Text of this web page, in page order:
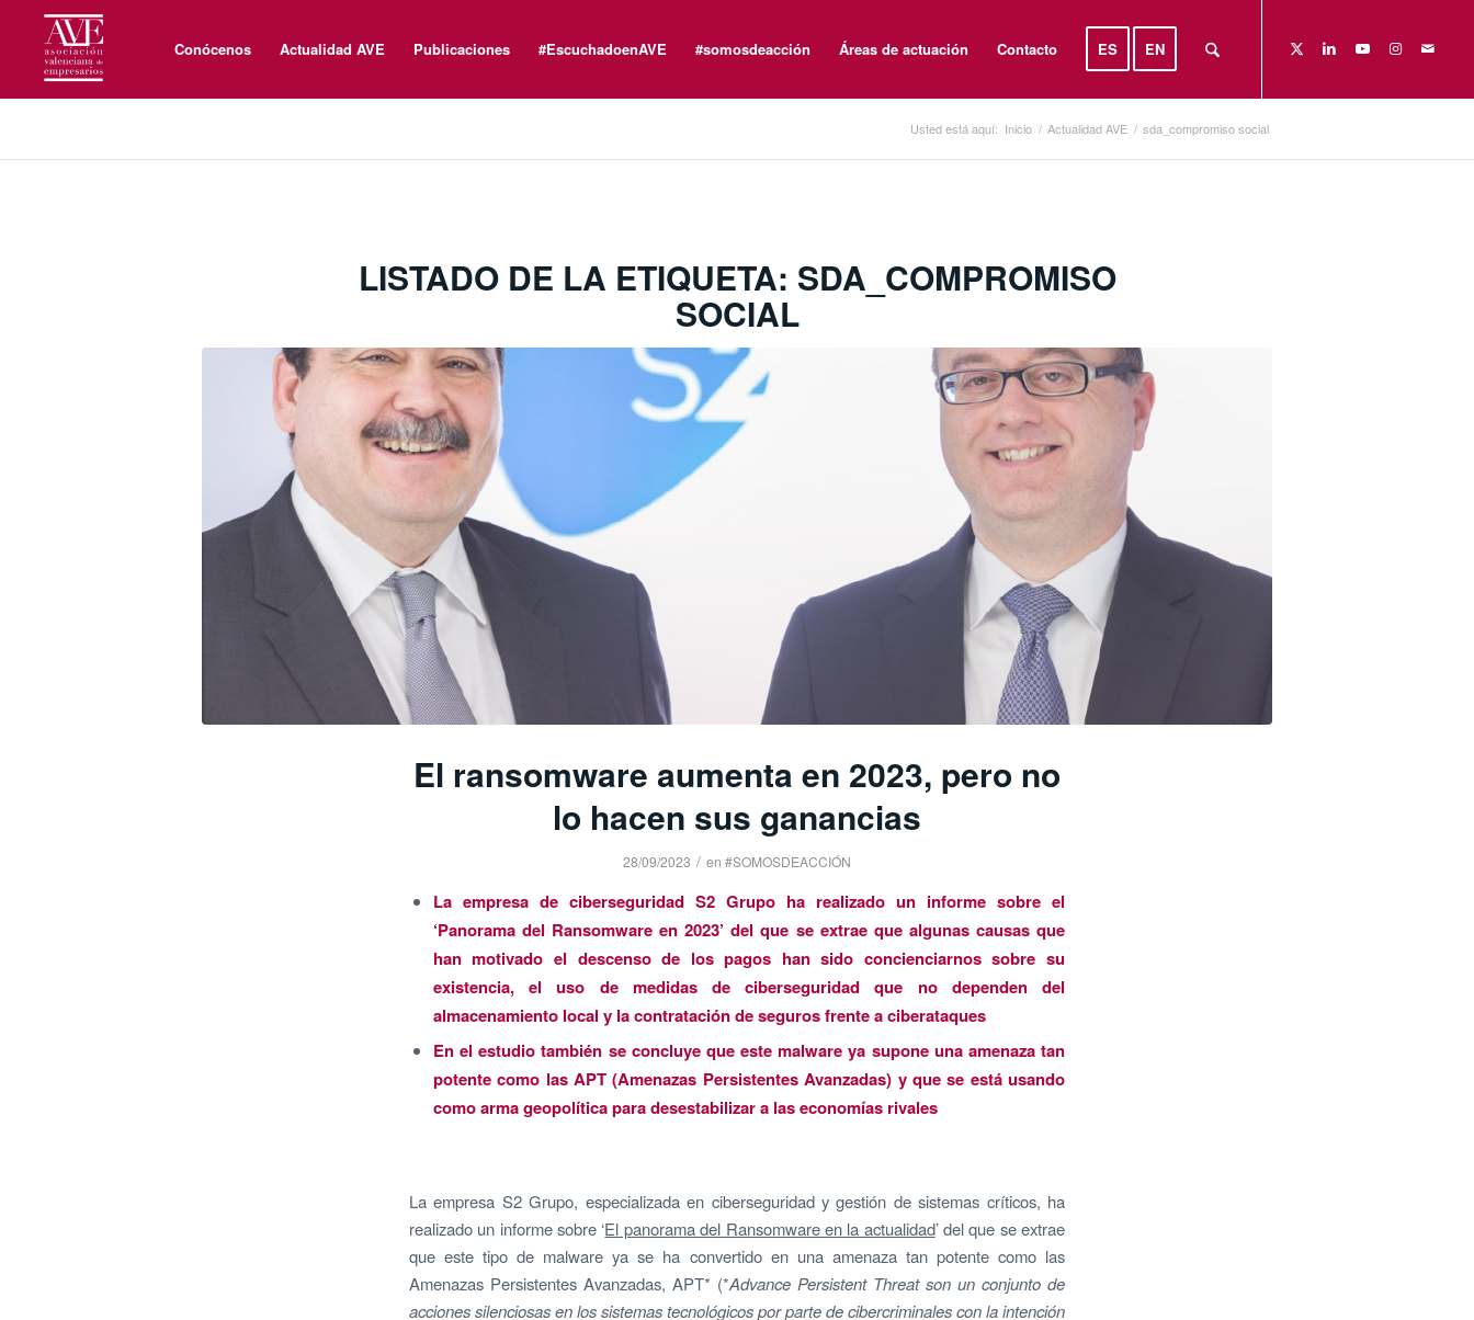
Conócenos Actualidad AVE Publicaciones #EscuchadoenAVE #somosdeacción Áreas de actuación Contacto ES EN
Usted está aquí: Inicio / Actualidad AVE / sda_compromiso social
LISTADO DE LA ETIQUETA: SDA_COMPROMISO
SOCIAL
El ransomware aumenta en 2023, pero no
lo hacen sus ganancias
28/09/2023 / en #SOMOSDEACCIÓN
La empresa de ciberseguridad S2 Grupo ha realizado un informe sobre el
‘Panorama del Ransomware en 2023’ del que se extrae que algunas causas que
han motivado el descenso de los pagos han sido concienciarnos sobre su
existencia, el uso de medidas de ciberseguridad que no dependen del
almacenamiento local y la contratación de seguros frente a ciberataques
En el estudio también se concluye que este malware ya supone una amenaza tan
potente como las APT (Amenazas Persistentes Avanzadas) y que se está usando
como arma geopolítica para desestabilizar a las economías rivales
La empresa S2 Grupo, especializada en ciberseguridad y gestión de sistemas críticos, ha
realizado un informe sobre ‘El panorama del Ransomware en la actualidad’ del que se extrae
que este tipo de malware ya se ha convertido en una amenaza tan potente como las
Amenazas Persistentes Avanzadas, APT* (*Advance Persistent Threat son un conjunto de
acciones silenciosas en los sistemas tecnológicos por parte de cibercriminales con la intención